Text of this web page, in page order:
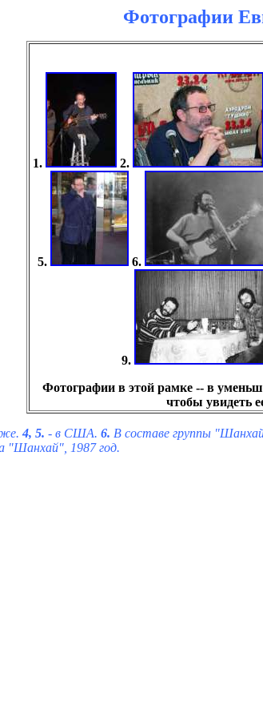
Фотографии
1. 2.
5. 6.
9.
Фотографии в этой рамке -- в
чтобы увидеть
4, 5. - в США. 6. В составе группы
"Шанхай", 1987 год.